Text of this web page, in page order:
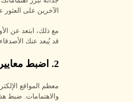
الآخرين على
مع ذلك، ابتعد عن
قد يُبعد عنك
2. اضبط معايير الفلترة
والاهتمامات. ضبط